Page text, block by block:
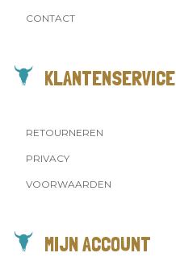
CONTACT
KLANTENSERVICE
RETOURNEREN
PRIVACY
VOORWAARDEN
MIJN ACCOUNT